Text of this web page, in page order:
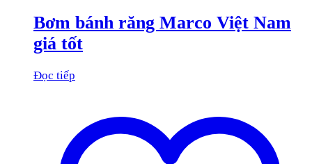
Bơm bánh răng Marco Việt Nam
giá tốt
Đọc tiếp